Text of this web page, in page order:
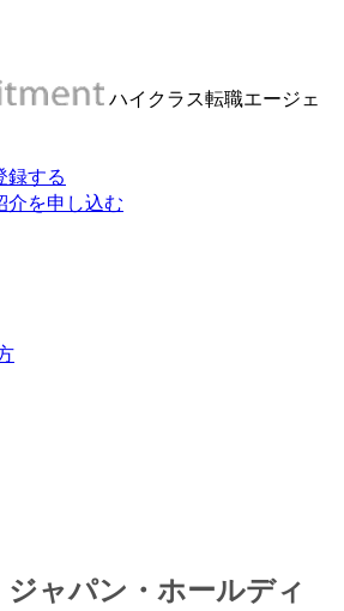
なたが活かしたい
い
・ホテル・旅行・教育）
・小売）
アパレル・トイレタリー）
・制作）
ハイクラス転職エージェ
録する
介を申し込む
ャパン・ホールディ
ビスを利用される方が登録されたメー
もので受信可能であることを確認する
れは主に、なりすまし等のセキュリテ
ートにおけるお客様のスムーズな本人
客様が安心してジェイ エイ シー リク
いただくための大切な認証操作となり
よびサービス利用規約